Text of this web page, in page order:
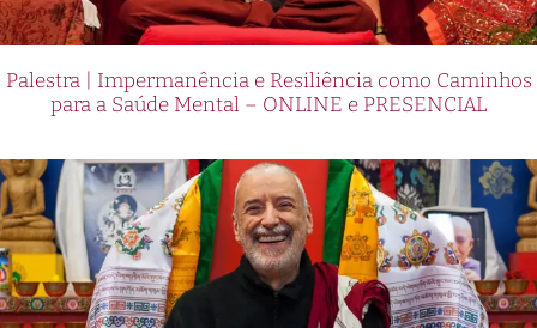
Palestra | Impermanência e Resiliência como Caminhos
para a Saúde Mental – ONLINE e PRESENCIAL